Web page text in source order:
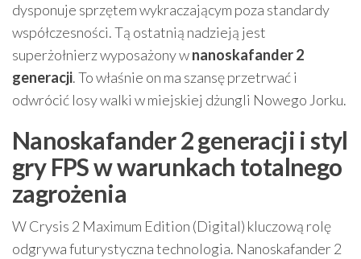
dysponuje sprzętem wykraczającym poza standardy
współczesności. Tą ostatnią nadzieją jest
superżołnierz wyposażony wnanoskafander 2
generacji. To właśnie on ma szansę przetrwać i
odwrócić losy walki w miejskiej dżungli Nowego Jorku.
Nanoskafander 2 generacji i styl
gry FPS w warunkach totalnego
zagrożenia
W Crysis 2 Maximum Edition (Digital) kluczową rolę
odgrywa futurystyczna technologia. Nanoskafander 2